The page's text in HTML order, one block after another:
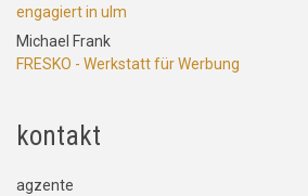
engagiert in ulm
Michael Frank
FRESKO - Werkstatt für Werbung
kontakt
agzente